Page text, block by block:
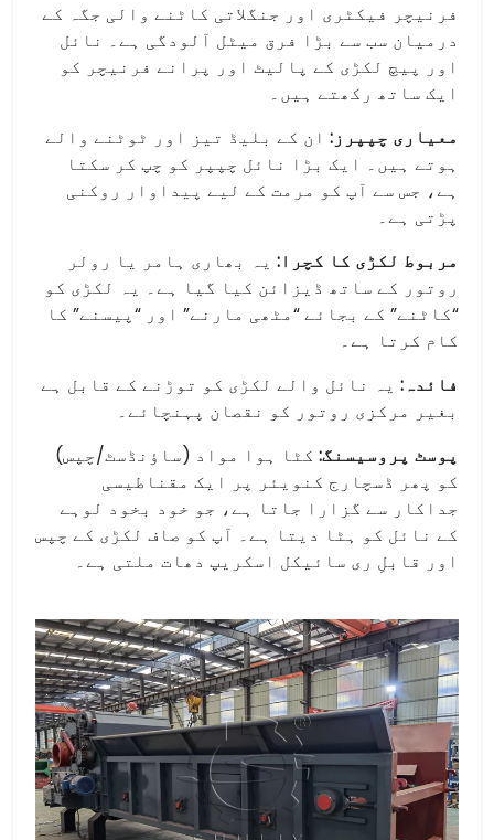
فرنیچر فیکٹری اور جنگلاتی کاٹنے والی جگہ کے
درمیان سب سے بڑا فرق میٹل آلودگی ہے۔ نائل
اور پیچ لکڑی کے پالیٹ اور پرانے فرنیچر کو
ایک ساتھ رکھتے ہیں۔
معیاری چپپرز: ان کے بلیڈ تیز اور ٹوٹنے والے
ہوتے ہیں۔ ایک بڑا نائل چپپر کو چپ کر سکتا
ہے، جس سے آپ کو مرمت کے لیے پیداوار روکنی
پڑتی ہے۔
مربوط لکڑی کا کچرا: یہ بھاری ہامر یا رولر
روتور کے ساتھ ڈیزائن کیا گیا ہے۔ یہ لکڑی کو
“کاٹنے” کے بجائے “مٹھی مارنے” اور “پیسنے” کا
کام کرتا ہے۔
فائدہ: یہ نائل والے لکڑی کو توڑنے کے قابل ہے
بغیر مرکزی روتور کو نقصان پہنچائے۔
پوسٹ پروسیسنگ: کٹا ہوا مواد (ساؤنڈسٹ/چپس)
کو پھر ڈسچارج کنویئر پر ایک مقناطیسی
جداکار سے گزارا جاتا ہے، جو خود بخود لوہے
کے نائل کو ہٹا دیتا ہے۔ آپ کو صاف لکڑی کے چپس
اور قابلِ ری سائیکل اسکریپ دھات ملتی ہے۔